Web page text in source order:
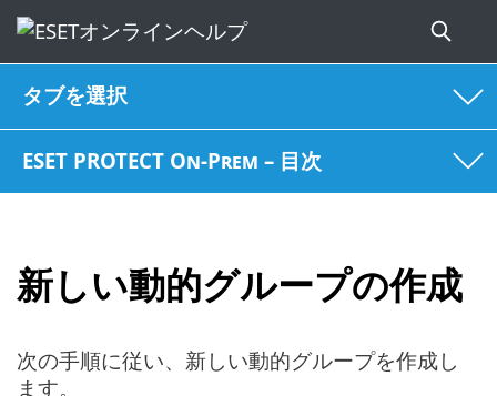
タブを選択
ESET PROTECT On-Prem – 目次
新しい動的グループの作成
次の手順に従い、新しい動的グループを作成し
ます。